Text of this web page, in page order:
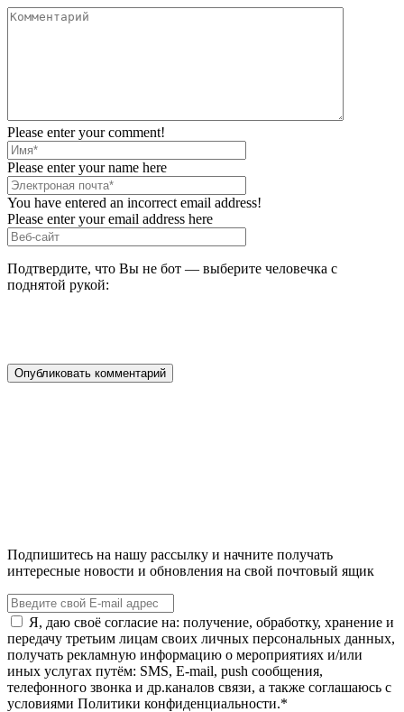
Please enter your comment!
Please enter your name here
You have entered an incorrect email address!
Please enter your email address here
Подтвердите, что Вы не бот — выберите человечка с
поднятой рукой:
Подпишитесь на нашу рассылку и начните получать
интересные новости и обновления на свой почтовый ящик
Я, даю своё согласие на: получение, обработку, хранение и
передачу третьим лицам своих личных персональных данных,
получать рекламную информацию о мероприятиях и/или
иных услугах путём: SMS, E-mail, push сообщения,
телефонного звонка и др.каналов связи, а также соглашаюсь с
условиями Политики конфиденциальности.*